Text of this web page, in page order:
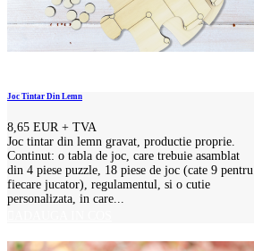
Joc Tintar Din Lemn
8,65 EUR + TVA
Joc tintar din lemn gravat, productie proprie.
Continut: o tabla de joc, care trebuie asamblat
din 4 piese puzzle, 18 piese de joc (cate 9 pentru
fiecare jucator), regulamentul, si o cutie
personalizata, in care...